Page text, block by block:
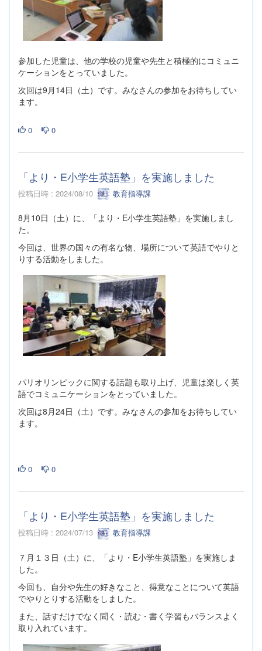
参加した児童は、他の学校の児童や先生と積極的にコミュニ
ケーションをとっていました。
次回は9月14日（土）です。みなさんの参加をお待ちしてい
ます。
0 0
「より・E小学生英語塾」を実施しました
投稿日時 : 2024/08/10 教育指導課
8月10日（土）に、「より・E小学生英語塾」を実施しまし
た。
今回は、世界の国々の有名な物、場所について英語でやりと
りする活動をしました。
パリオリンピックに関する話題も取り上げ、児童は楽しく英
語でコミュニケーションをとっていました。
次回は8月24日（土）です。みなさんの参加をお待ちしてい
ます。
0 0
「より・E小学生英語塾」を実施しました
投稿日時 : 2024/07/13 教育指導課
７月１３日（土）に、「より・E小学生英語塾」を実施しま
した。
今回も、自分や先生の好きなこと、得意なことについて英語
でやりとりする活動をしました。
また、話すだけでなく聞く・読む・書く学習もバランスよく
取り入れています。